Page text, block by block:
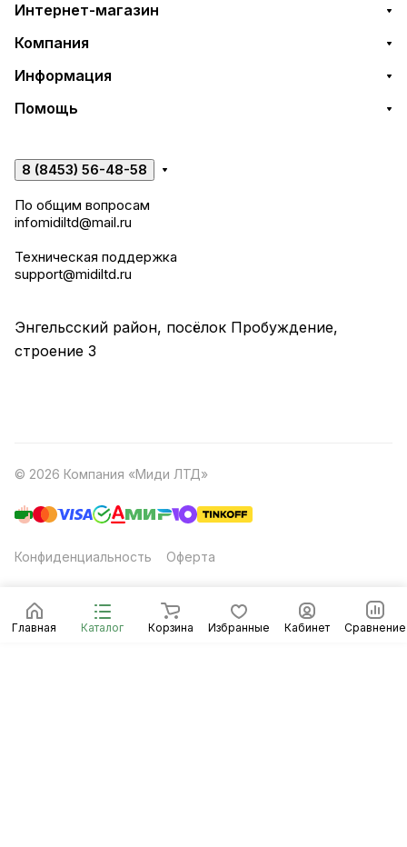
Главная Каталог Корзина Избранные Кабинет Сравнение
Интернет-магазин
Компания
Информация
Помощь
8 (8453) 56-48-58
По общим вопросам
infomidiltd@mail.ru
Техническая поддержка
support@midiltd.ru
Энгельсский район, посёлок Пробуждение,
строение 3
© 2026 Компания «Миди ЛТД»
Конфиденциальность Оферта